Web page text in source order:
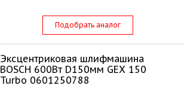
Подобрать аналог
Эксцентриковая шлифмашина
BOSCH 600Bт D150мм GEX 150
Turbo 0601250788